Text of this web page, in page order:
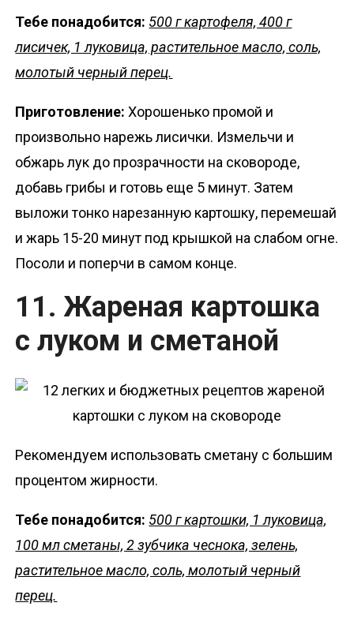
Тебе понадобится: 500 г картофеля, 400 г
лисичек, 1 луковица, растительное масло, соль,
молотый черный перец.
Приготовление: Хорошенько промой и
произвольно нарежь лисички. Измельчи и
обжарь лук до прозрачности на сковороде,
добавь грибы и готовь еще 5 минут. Затем
выложи тонко нарезанную картошку, перемешай
и жарь 15-20 минут под крышкой на слабом огне.
Посоли и поперчи в самом конце.
11. Жареная картошка
с луком и сметаной
Рекомендуем использовать сметану с большим
процентом жирности.
Тебе понадобится: 500 г картошки, 1 луковица,
100 мл сметаны, 2 зубчика чеснока, зелень,
растительное масло, соль, молотый черный
перец.